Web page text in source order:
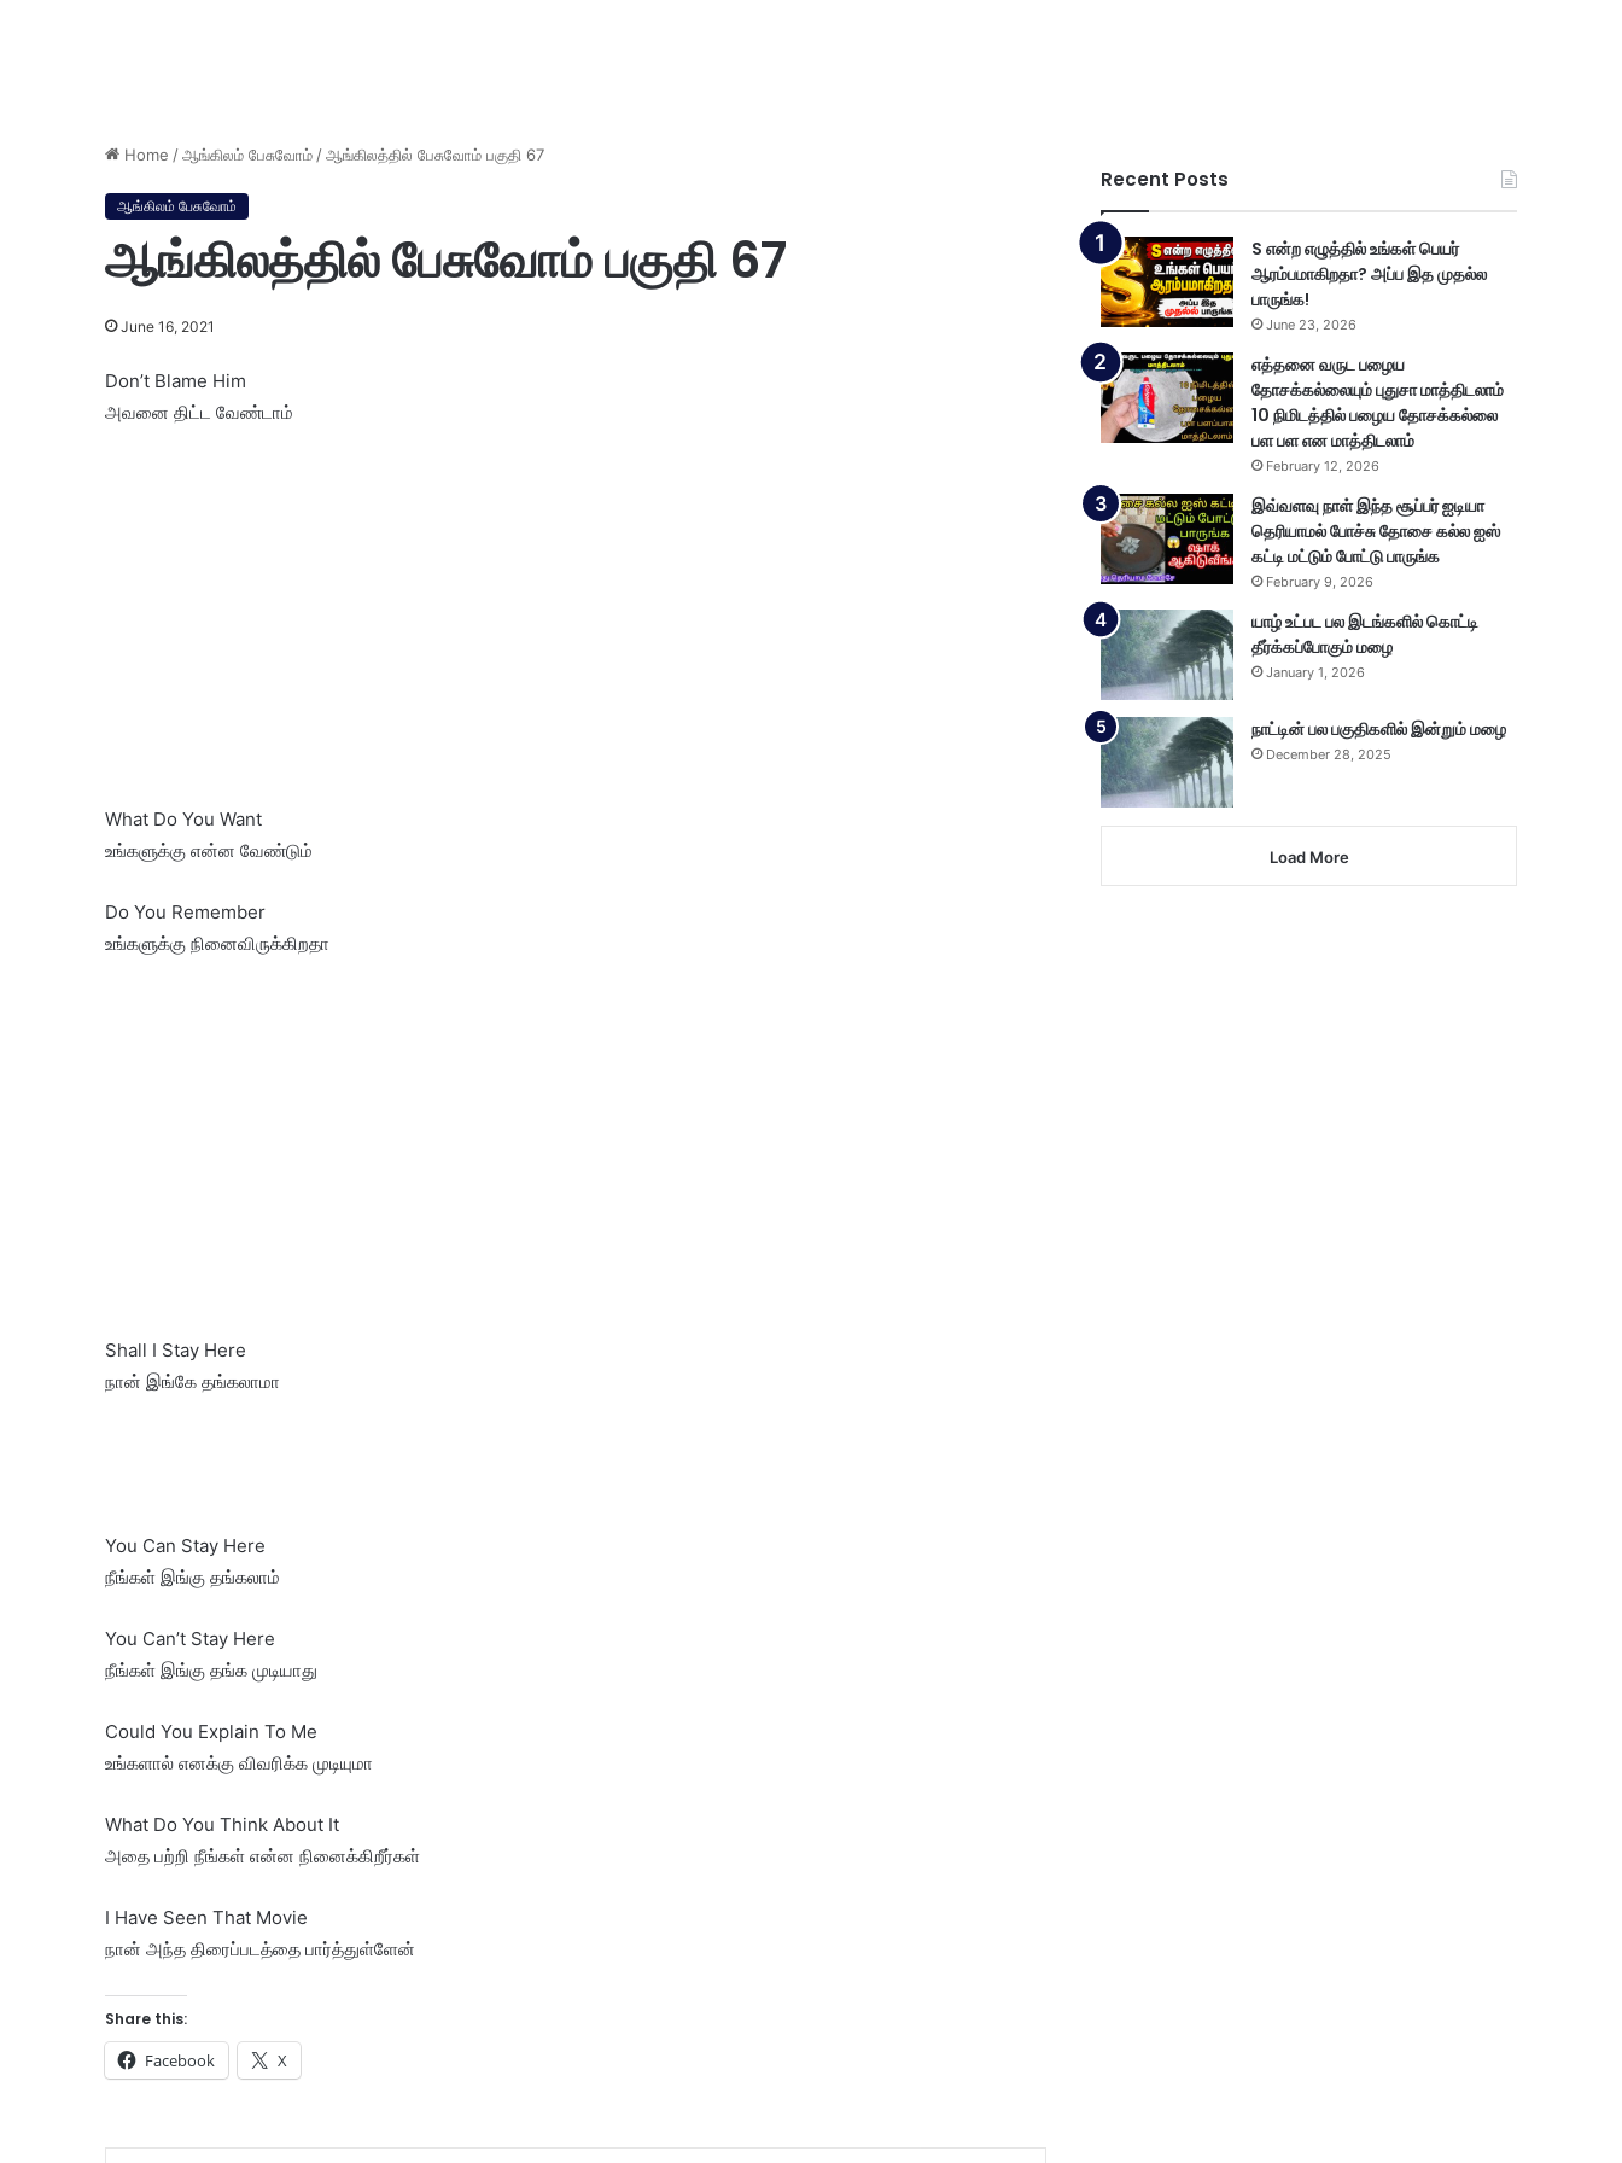
Home /ஆங்கிலம் பேசுவோம் /ஆங்கிலத்தில் பேசுவோம் பகுதி 67
ஆங்கிலம் பேசுவோம்
ஆங்கிலத்தில் பேசுவோம் பகுதி 67
June 16, 2021
Don’t Blame Him
அவனை திட்ட வேண்டாம்
What Do You Want
உங்களுக்கு என்ன வேண்டும்
Do You Remember
உங்களுக்கு நினைவிருக்கிறதா
Shall I Stay Here
நான் இங்கே தங்கலாமா
You Can Stay Here
நீங்கள் இங்கு தங்கலாம்
You Can’t Stay Here
நீங்கள் இங்கு தங்க முடியாது
Could You Explain To Me
உங்களால் எனக்கு விவரிக்க முடியுமா
What Do You Think About It
அதை பற்றி நீங்கள் என்ன நினைக்கிறீர்கள்
I Have Seen That Movie
நான் அந்த திரைப்படத்தை பார்த்துள்ளேன்
Share this:
Facebook X
Recent Posts
S என்ற எழுத்தில் உங்கள் பெயர்
ஆரம்பமாகிறதா? அப்ப இத முதல்ல
பாருங்க!
June 23, 2026
எத்தனை வருட பழைய
தோசக்கல்லையும் புதுசா மாத்திடலாம்
10 நிமிடத்தில் பழைய தோசக்கல்லை
பள பள என மாத்திடலாம்
February 12, 2026
இவ்வளவு நாள் இந்த சூப்பர் ஐடியா
தெரியாமல் போச்சு தோசை கல்ல ஐஸ்
கட்டி மட்டும் போட்டு பாருங்க
February 9, 2026
யாழ் உட்பட பல இடங்களில் கொட்டி
தீர்க்கப்போகும் மழை
January 1, 2026
நாட்டின் பல பகுதிகளில் இன்றும் மழை
December 28, 2025
Load More